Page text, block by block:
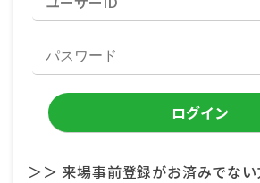
＞＞ 来場事前登録がお済みでな